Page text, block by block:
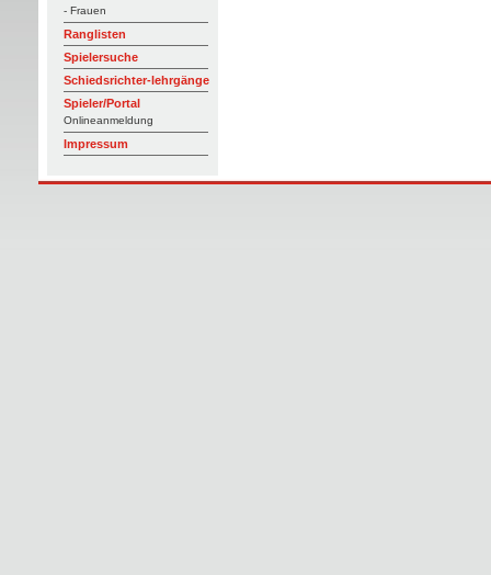
- Frauen
Ranglisten
Spielersuche
Schiedsrichter-lehrgänge
Spieler/Portal
Onlineanmeldung
Impressum